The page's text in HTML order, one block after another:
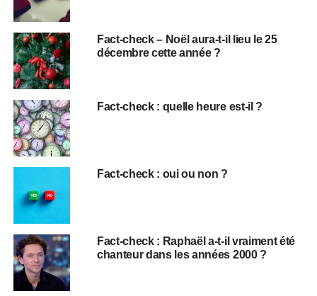
Fact-check – Noël aura-t-il lieu le 25
décembre cette année ?
Fact-check : quelle heure est-il ?
Fact-check : oui ou non ?
Fact-check : Raphaël a-t-il vraiment été
chanteur dans les années 2000 ?